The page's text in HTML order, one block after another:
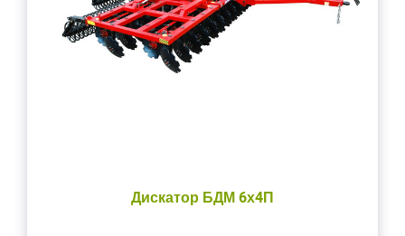
Дискатор БДМ 6х4П